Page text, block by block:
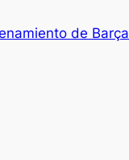
de Barça